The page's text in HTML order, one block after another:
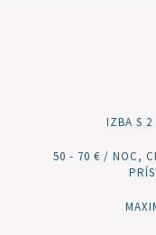
IZBA S 2
50 - 70 € / NOC,